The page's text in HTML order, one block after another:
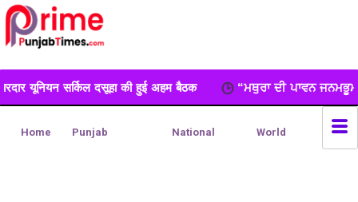
हुई अहम बैठक “ਮਥੁਰਾ ਦੀ ਪਾਵਨ ਜਨਮਭੂਮੀ ’ਤੇ ਭਵਿਆ ਸ੍ਰੀ
Home Punjab National World